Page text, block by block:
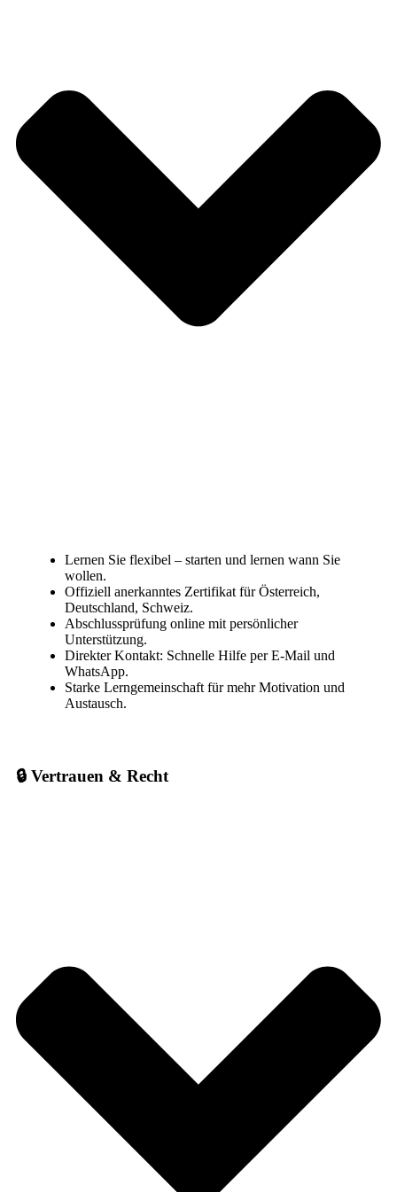
Lernen Sie flexibel – starten und lernen wann Sie
wollen.
Offiziell anerkanntes Zertifikat für Österreich,
Deutschland, Schweiz.
Abschlussprüfung online mit persönlicher
Unterstützung.
Direkter Kontakt: Schnelle Hilfe per E-Mail und
WhatsApp.
Starke Lerngemeinschaft für mehr Motivation und
Austausch.
🔒 Vertrauen & Recht